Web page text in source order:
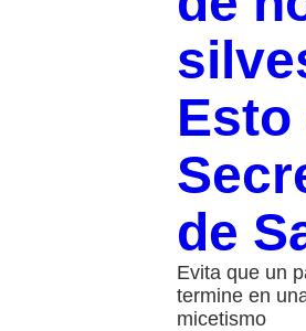
Esto
de
Evita que un
termine en
micetismo